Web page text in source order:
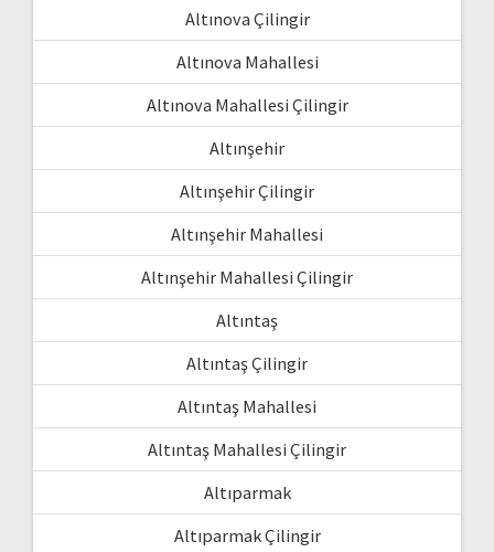
Altınova Çilingir
Altınova Mahallesi
Altınova Mahallesi Çilingir
Altınşehir
Altınşehir Çilingir
Altınşehir Mahallesi
Altınşehir Mahallesi Çilingir
Altıntaş
Altıntaş Çilingir
Altıntaş Mahallesi
Altıntaş Mahallesi Çilingir
Altıparmak
Altıparmak Çilingir